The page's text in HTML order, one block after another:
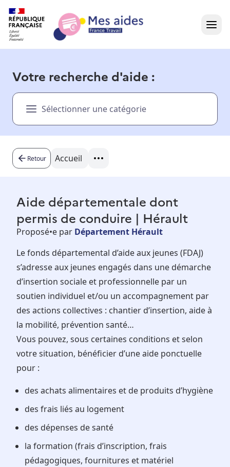
Présentation vidéo
Besoin d'aide ?
Votre recherche d'aide :
Sélectionner une catégorie
Retour Accueil
Aide départementale dont
permis de conduire | Hérault
Proposé•e par Département Hérault
Le fonds départemental d’aide aux jeunes (FDAJ)
s’adresse aux jeunes engagés dans une démarche
d’insertion sociale et professionnelle par un
soutien individuel et/ou un accompagnement par
des actions collectives : chantier d’insertion, aide à
la mobilité, prévention santé…
Vous pouvez, sous certaines conditions et selon
votre situation, bénéficier d’une aide ponctuelle
pour :
des achats alimentaires et de produits d’hygiène
des frais liés au logement
des dépenses de santé
la formation (frais d’inscription, frais
pédagogiques, fournitures et matériel